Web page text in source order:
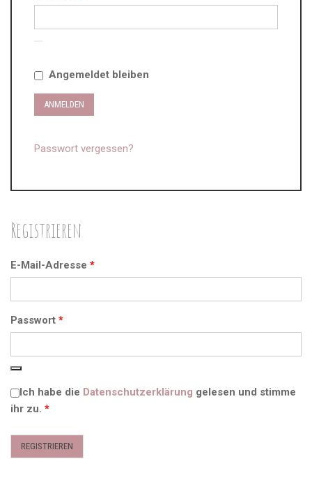
Angemeldet bleiben
ANMELDEN
Passwort vergessen?
Registrieren
E-Mail-Adresse *Erforderlich
Passwort *Erforderlich
Ich habe die Datenschutzerklärung gelesen und stimme
ihr zu. *
REGISTRIEREN